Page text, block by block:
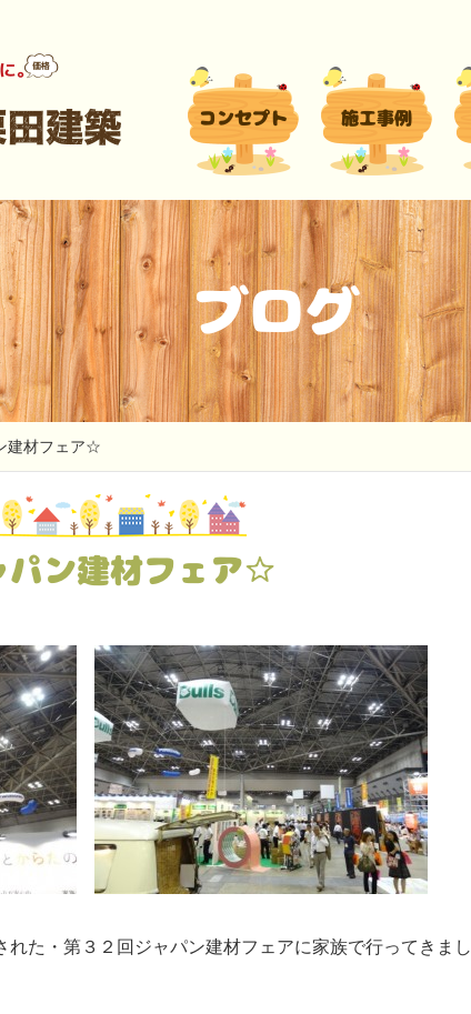
コンセプト 施工事例
ブログ
建材フェア☆
パン建材フェア☆
れた・第３２回ジャパン建材フェアに家族で行ってきまし